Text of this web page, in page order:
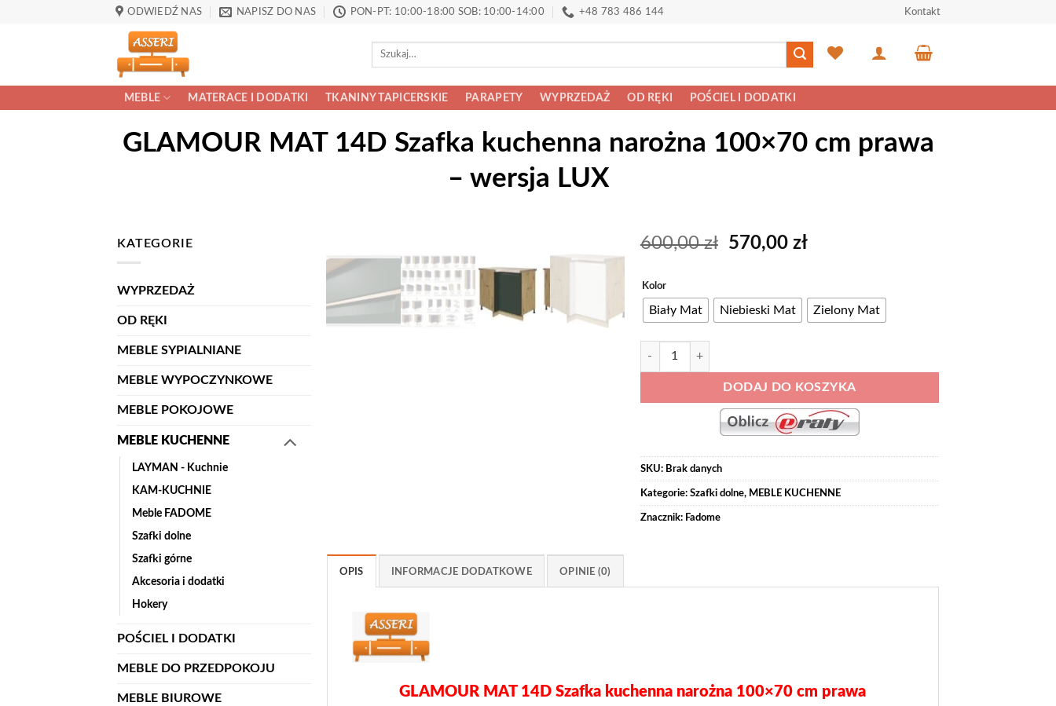
ODWIEDŹ NAS NAPISZ DO NAS PON-PT: 10:00-18:00 SOB: 10:00-14:00 +48 783 486 144 Kontakt
Szukaj:
MEBLE MATERACE I DODATKI TKANINY TAPICERSKIE PARAPETY WYPRZEDAŻ OD RĘKI POŚCIEL I DODATKI
GLAMOUR MAT 14D Szafka kuchenna narożna 100×70 cm prawa
– wersja LUX
KATEGORIE
WYPRZEDAŻ
OD RĘKI
MEBLE SYPIALNIANE
MEBLE WYPOCZYNKOWE
MEBLE POKOJOWE
MEBLE KUCHENNE
LAYMAN - Kuchnie
KAM-KUCHNIE
Meble FADOME
Szafki dolne
Szafki górne
Akcesoria i dodatki
Hokery
POŚCIEL I DODATKI
MEBLE DO PRZEDPOKOJU
MEBLE BIUROWE
600,00zł Pierwotna
600,00 zł.
570,00złAktualna
570,00 zł.
Kolor
Biały Mat Niebieski Mat Zielony Mat
ilość GLAMOUR MAT 14D Szafka kuchenna narożna 100x70 cm prawa - wersja LUX
DODAJ DO KOSZYKA
Alternative:
SKU: Brak danych
Kategorie: Szafki dolne, MEBLE KUCHENNE
Znacznik: Fadome
OPIS INFORMACJE DODATKOWE OPINIE (0)
GLAMOUR MAT 14D Szafka kuchenna narożna 100×70 cm prawa